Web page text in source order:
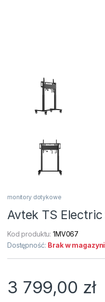
monitory dotykowe
Avtek TS
Kod produktu:1MV067
Dostępność: Brak w
3 799,00 zł